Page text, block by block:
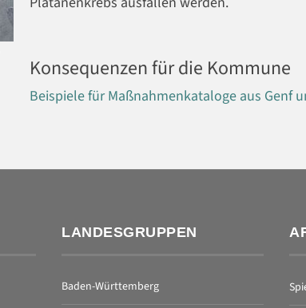
Konsequenzen für die Kommune
Beispiele für Maßnahmenkataloge aus Genf
LANDESGRUPPEN
Baden-Württemberg